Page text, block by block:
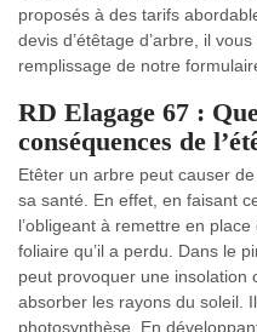
proposés à des tarifs
devis d’étêtage d’arbre, il
remplissage de notre
RD Elagage 67 :
conséquences de
Etêter un arbre peut causer
sa santé. En effet, en faisant
l’obligeant à remettre en
foliaire qu’il a perdu. Dans le
peut provoquer une insolation
absorber les rayons du soleil.
photosynthèse. En